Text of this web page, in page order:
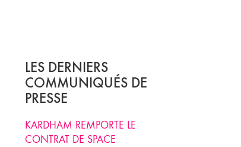
LES DERNIERS
COMMUNIQUÉS DE
PRESSE
KARDHAM REMPORTE LE
CONTRAT DE SPACE